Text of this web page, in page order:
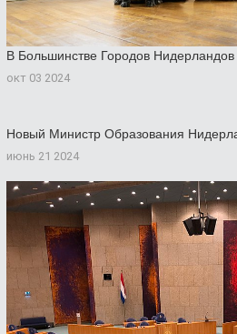
В Большинстве Городов
окт 03 2024
Новый Министр Образования
июнь 21 2024